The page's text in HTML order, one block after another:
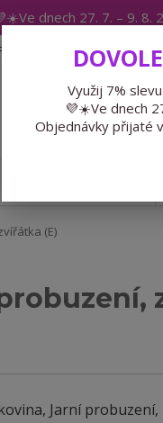
dnech 27. 7. –
BLOG
(E)
Využij 7%
💜☀️Ve dnech
Objednávky přijaté